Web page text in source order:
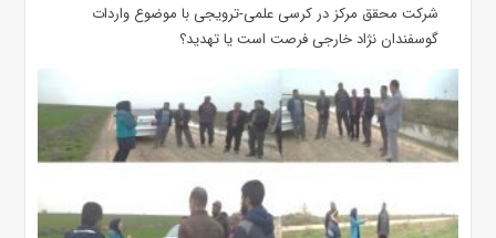
شرکت محقق مرکز در کرسی علمی-ترویجی با موضوع واردات
گوسفندان نژاد خارجی فرصت است یا تهدید؟